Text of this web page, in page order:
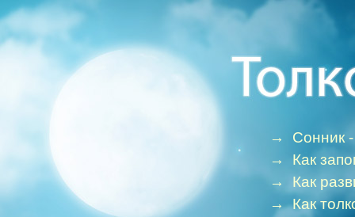
→ Сонник
→ Как
→ Как
→Как